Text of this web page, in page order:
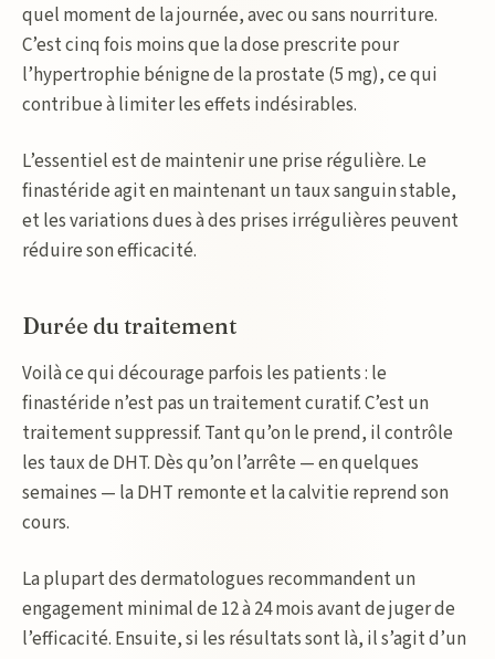
quel moment de la journée, avec ou sans nourriture.
C’est cinq fois moins que la dose prescrite pour
l’hypertrophie bénigne de la prostate (5 mg), ce qui
contribue à limiter les effets indésirables.
L’essentiel est de maintenir une prise régulière. Le
finastéride agit en maintenant un taux sanguin stable,
et les variations dues à des prises irrégulières peuvent
réduire son efficacité.
Durée du traitement
Voilà ce qui décourage parfois les patients : le
finastéride n’est pas un traitement curatif. C’est un
traitement suppressif. Tant qu’on le prend, il contrôle
les taux de DHT. Dès qu’on l’arrête — en quelques
semaines — la DHT remonte et la calvitie reprend son
cours.
La plupart des dermatologues recommandent un
engagement minimal de 12 à 24 mois avant de juger de
l’efficacité. Ensuite, si les résultats sont là, il s’agit d’un